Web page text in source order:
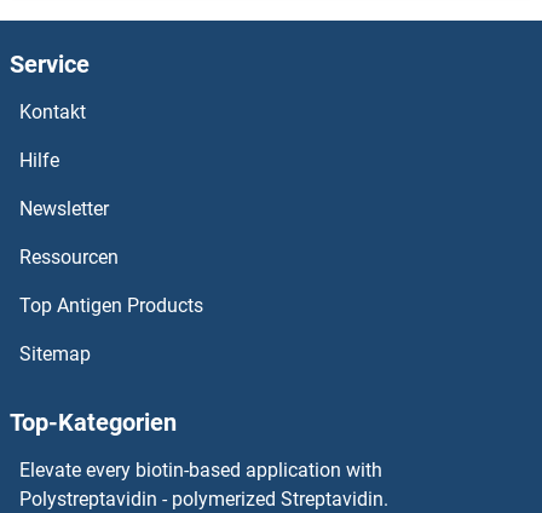
MRPS33 Antikörper
MRPS31 Antikörper
MRPS28 Antikörper
MRPS27 Antikörper
MRPS26 Antikörper
MRPS24 Antikörper
MRPS23 Antikörper
Service
Kontakt
Hilfe
Newsletter
Ressourcen
Top Antigen Products
Sitemap
Top-Kategorien
Elevate every biotin-based application with
Polystreptavidin - polymerized Streptavidin.